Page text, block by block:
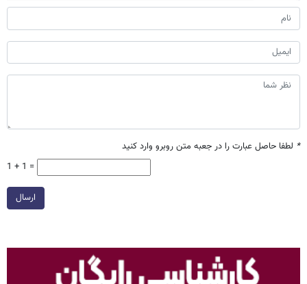
* لطفا حاصل عبارت را در جعبه متن روبرو وارد کنید
1 + 1 =
ارسال